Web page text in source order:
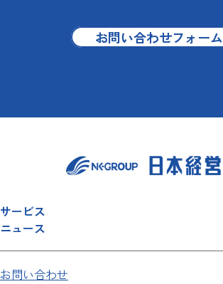
お問い合わせフォーム
サービス
ニュース
お問い合わせ